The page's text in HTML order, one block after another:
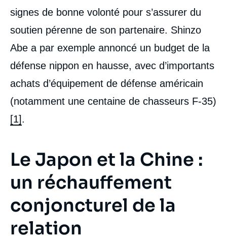
signes de bonne volonté pour s’assurer du
soutien pérenne de son partenaire. Shinzo
Abe a par exemple annoncé un budget de la
défense nippon en hausse, avec d’importants
achats d’équipement de défense américain
(notamment une centaine de chasseurs F-35)
[1].
Le Japon et la Chine :
un réchauffement
conjoncturel de la
relation
de
couverture
la
publication